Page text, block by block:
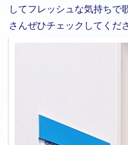
してフレッシュな気持ちで
さんぜひチェックしてくだ